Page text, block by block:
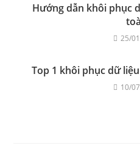
Hướng dẫn khôi phục
25/
Top 1 khôi phục dữ
10/